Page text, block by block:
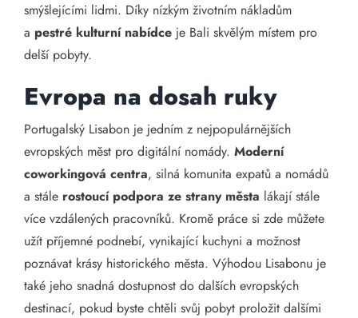
smýšlejícími lidmi. Díky nízkým životním nákladům
a pestré kulturní nabídce je Bali skvělým místem pro
delší pobyty.
Evropa na dosah ruky
Portugalský Lisabon je jedním z nejpopulárnějších
evropských měst pro digitální nomády. Moderní
coworkingová centra, silná komunita expatů a nomádů
a stále rostoucí podpora ze strany města lákají stále
více vzdálených pracovníků. Kromě práce si zde můžete
užít příjemné podnebí, vynikající kuchyni a možnost
poznávat krásy historického města. Výhodou Lisabonu je
také jeho snadná dostupnost do dalších evropských
destinací, pokud byste chtěli svůj pobyt proložit dalšími